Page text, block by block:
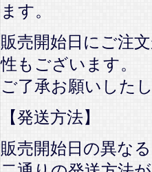
ます。
販売開始日にご注
性もございます。
ご了承お願いした
【発送方法】
販売開始日の異な